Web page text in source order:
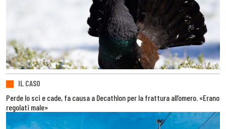
IL CASO
Perde lo sci e cade, fa causa a Decathlon per la frattura all’omero. «Erano
regolati male»